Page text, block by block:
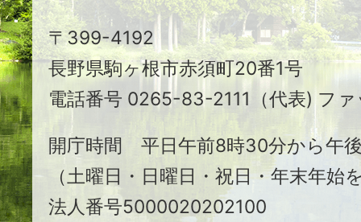
駒
ヶ
根
市
〒399-4192
長野県駒ヶ根市赤須町20番1号
電話番号 0265-83-2111（代表) フ
開庁時間 平日午前8時30分から午
（土曜日・日曜日・祝日・年末年始
法人番号5000020202100